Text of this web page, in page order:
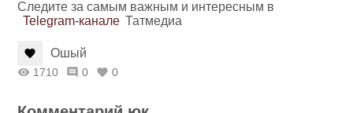
Следите за самым важным и интересным в
Telegram-канале Татмедиа
Ошый
1710 0 0